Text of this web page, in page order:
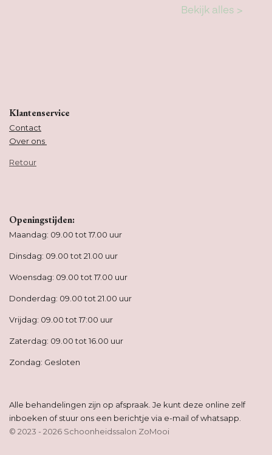
Klantenservice
Contact
Over ons
Retour
Openingstijden:
Maandag: 09.00 tot 17.00 uur
Dinsdag: 09.00 tot 21.00 uur
Woensdag: 09.00 tot 17.00 uur
Donderdag: 09.00 tot 21.00 uur
Vrijdag: 09.00 tot 17:00 uur
Zaterdag: 09.00 tot 16.00 uur
Zondag: Gesloten
Alle behandelingen zijn op afspraak. Je kunt deze online zelf
inboeken of stuur ons een berichtje via e-mail of whatsapp.
© 2023 - 2026 Schoonheidssalon ZoMooi